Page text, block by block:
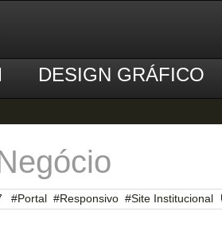
DESIGN GRÁFICO
#Portal #Responsivo#Site Institucional